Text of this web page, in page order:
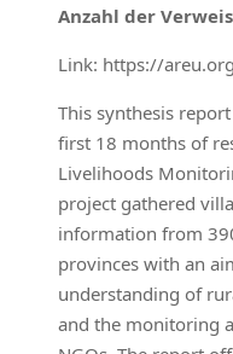
Anzahl der
Link: https://
This synthesis
first 18 months of
Livelihoods
project gathered
information from
provinces with an
understanding of
and the monitoring